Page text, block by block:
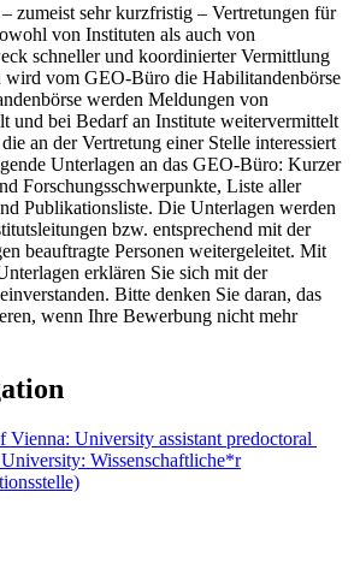
zumeist sehr kurzfristig – Vertretungen für
von Instituten als auch von
schneller und koordinierter Vermittlung
wird vom GEO-Büro die Habilitandenbörse
werden Meldungen von
und bei Bedarf an Institute weitervermittelt
an der Vertretung einer Stelle interessiert
Unterlagen an das GEO-Büro: Kurzer
Forschungsschwerpunkte, Liste aller
Publikationsliste. Die Unterlagen werden
bzw. entsprechend mit der
beauftragte Personen weitergeleitet. Mit
erklären Sie sich mit der
Bitte denken Sie daran, das
wenn Ihre Bewerbung nicht mehr
Vienna: University assistant predoctoral
Wissenschaftliche*r